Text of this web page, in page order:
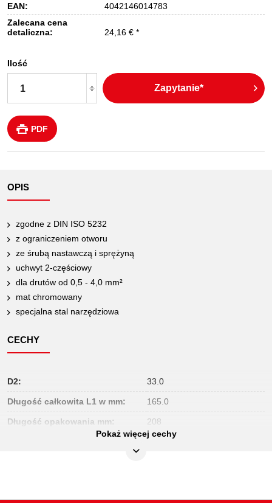
EAN:
4042146014783
Zalecana cena
detaliczna:
24,16 € *
Ilość
Zapytanie*
PDF
OPIS
zgodne z DIN ISO 5232
z ograniczeniem otworu
ze śrubą nastawczą i sprężyną
uchwyt 2-częściowy
dla drutów od 0,5 - 4,0 mm²
mat chromowany
specjalna stal narzędziowa
CECHY
D2: 33.0
Długość całkowita L1 w mm: 165.0
Długość opakowania mm: 208
7
Pokaż więcej cechy